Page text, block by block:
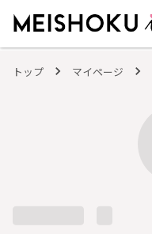
トップ マイページ